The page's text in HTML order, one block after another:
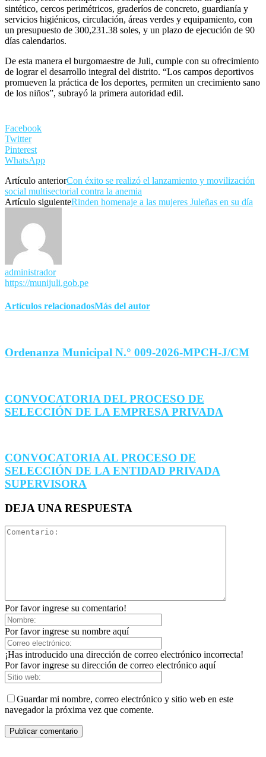
sintético, cercos perimétricos, graderíos de concreto, guardianía y
servicios higiénicos, circulación, áreas verdes y equipamiento, con
un presupuesto de 300,231.38 soles, y un plazo de ejecución de 90
días calendarios.
De esta manera el burgomaestre de Juli, cumple con su ofrecimiento
de lograr el desarrollo integral del distrito. “Los campos deportivos
promueven la práctica de los deportes, permiten un crecimiento sano
de los niños”, subrayó la primera autoridad edil.
Facebook
Twitter
Pinterest
WhatsApp
Artículo anteriorCon éxito se realizó el lanzamiento y movilización
social multisectorial contra la anemia
Artículo siguienteRinden homenaje a las mujeres Juleñas en su día
administrador
https://munijuli.gob.pe
Artículos relacionadosMás del autor
Ordenanza Municipal N.° 009-2026-MPCH-J/CM
CONVOCATORIA DEL PROCESO DE
SELECCIÓN DE LA EMPRESA PRIVADA
CONVOCATORIA AL PROCESO DE
SELECCIÓN DE LA ENTIDAD PRIVADA
SUPERVISORA
DEJA UNA RESPUESTA
Por favor ingrese su comentario!
Por favor ingrese su nombre aquí
¡Has introducido una dirección de correo electrónico incorrecta!
Por favor ingrese su dirección de correo electrónico aquí
Guardar mi nombre, correo electrónico y sitio web en este
navegador la próxima vez que comente.